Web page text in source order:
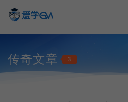
传奇文章 3